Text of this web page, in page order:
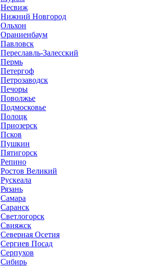
Несвиж
Нижний Новгород
Ольхон
Ораниенбаум
Павловск
Переславль-Залесский
Пермь
Петергоф
Петрозаводск
Печоры
Поволжье
Подмосковье
Полоцк
Приозерск
Псков
Пушкин
Пятигорск
Репино
Ростов Великий
Рускеала
Рязань
Самара
Саранск
Светлогорск
Свияжск
Северная Осетия
Сергиев Посад
Серпухов
Сибирь